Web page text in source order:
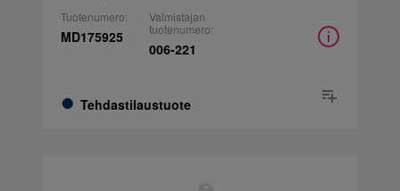
Tuotenumero:
MD175925
Tehdastilaustuote
Valmistajan
tuotenumero:
006-221